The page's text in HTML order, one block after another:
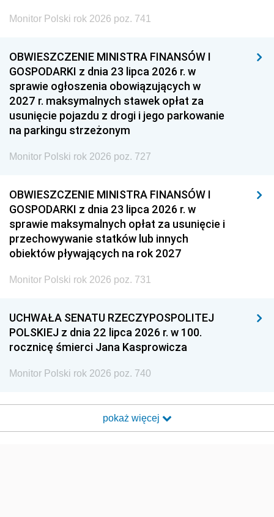
Monitor Polski rok 2026 poz. 741
OBWIESZCZENIE MINISTRA FINANSÓW I
GOSPODARKI z dnia 23 lipca 2026 r. w
sprawie ogłoszenia obowiązujących w
2027 r. maksymalnych stawek opłat za
usunięcie pojazdu z drogi i jego parkowanie
na parkingu strzeżonym
Monitor Polski rok 2026 poz. 727
OBWIESZCZENIE MINISTRA FINANSÓW I
GOSPODARKI z dnia 23 lipca 2026 r. w
sprawie maksymalnych opłat za usunięcie i
przechowywanie statków lub innych
obiektów pływających na rok 2027
Monitor Polski rok 2026 poz. 731
UCHWAŁA SENATU RZECZYPOSPOLITEJ
POLSKIEJ z dnia 22 lipca 2026 r. w 100.
rocznicę śmierci Jana Kasprowicza
Monitor Polski rok 2026 poz. 740
pokaż więcej